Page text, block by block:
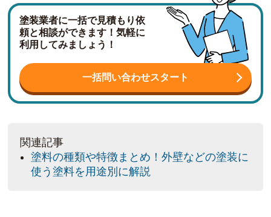
塗装業者に一括で見積もり依
頼と相談ができます！気軽に
利用してみましょう！
一括問い合わせスタート
関連記事
塗料の種類や特徴まとめ！外壁などの塗装に
使う塗料を用途別に解説